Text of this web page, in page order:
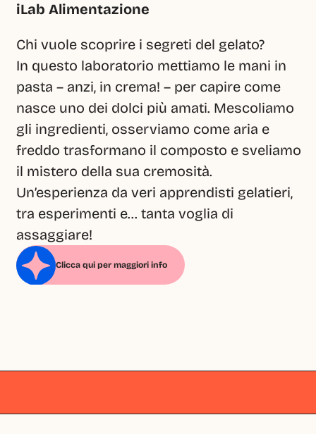
iLab Alimentazione
Chi vuole scoprire i segreti del gelato?
In questo laboratorio mettiamo le mani in
pasta – anzi, in crema! – per capire come
nasce uno dei dolci più amati. Mescoliamo
gli ingredienti, osserviamo come aria e
freddo trasformano il composto e sveliamo
il mistero della sua cremosità.
Un’esperienza da veri apprendisti gelatieri,
tra esperimenti e... tanta voglia di
assaggiare!
Clicca qui per maggiori info